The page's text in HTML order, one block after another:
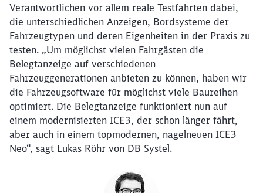
Verantwortlichen vor allem reale Testfahrten dabei,
die unterschiedlichen Anzeigen, Bordsysteme der
Fahrzeugtypen und deren Eigenheiten in der Praxis zu
testen. „Um möglichst vielen Fahrgästen die
Belegtanzeige auf verschiedenen
Fahrzeuggenerationen anbieten zu können, haben wir
die Fahrzeugsoftware für möglichst viele Baureihen
optimiert. Die Belegtanzeige funktioniert nun auf
einem modernisierten ICE3, der schon länger fährt,
aber auch in einem topmodernen, nagelneuen ICE3
Neo“, sagt Lukas Röhr von DB Systel.